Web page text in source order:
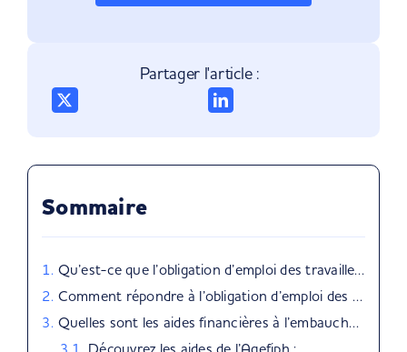
Partager l'article :
Sommaire
Qu’est-ce que l’obligation d’emploi des travailleurs handicapés (OETH) ?
Comment répondre à l’obligation d’emploi des personnes en situation de handicap ?
Quelles sont les aides financières à l’embauche d’un Travailleur Handicapé ?
Découvrez les aides de l’Agefiph :